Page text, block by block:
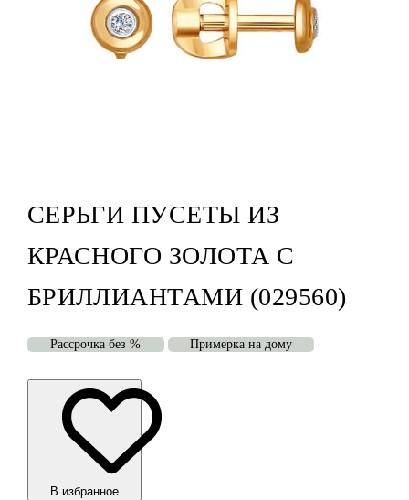
СЕРЬГИ ПУСЕТЫ ИЗ
КРАСНОГО ЗОЛОТА С
БРИЛЛИАНТАМИ (029560)
Рассрочка без % Примерка на дому
В избранноe